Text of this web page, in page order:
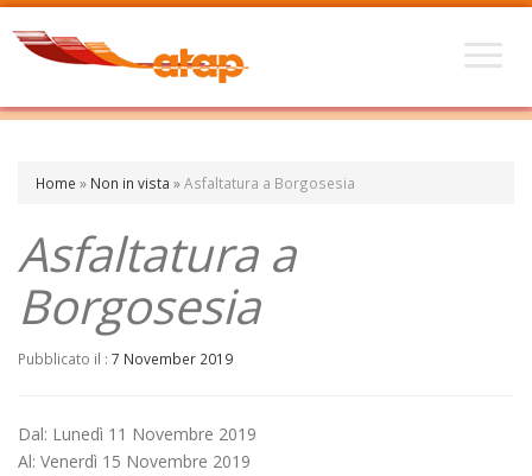
Home » Non in vista »Asfaltatura a Borgosesia
Asfaltatura a
Borgosesia
Pubblicato il : 7 November 2019
Dal: Lunedì 11 Novembre 2019
Al: Venerdì 15 Novembre 2019